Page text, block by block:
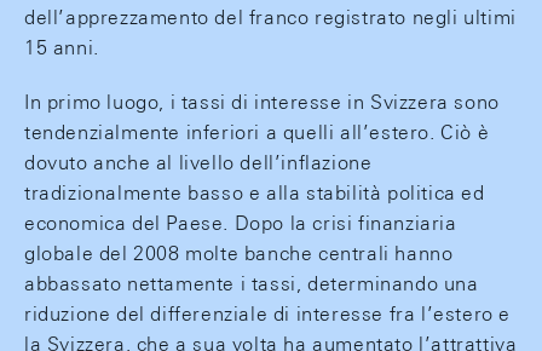
dell’apprezzamento del franco registrato negli ultimi
15 anni.
In primo luogo, i tassi di interesse in Svizzera sono
tendenzialmente inferiori a quelli all’estero. Ciò è
dovuto anche al livello dell’inflazione
tradizionalmente basso e alla stabilità politica ed
economica del Paese. Dopo la crisi finanziaria
globale del 2008 molte banche centrali hanno
abbassato nettamente i tassi, determinando una
riduzione del differenziale di interesse fra l’estero e
la Svizzera, che a sua volta ha aumentato l’attrattiva